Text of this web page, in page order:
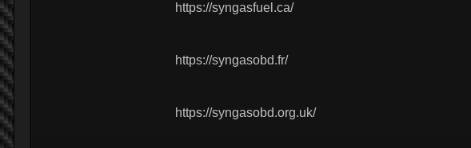
https://syngasfuel.ca/
https://syngasobd.fr/
https://syngasobd.org.uk/